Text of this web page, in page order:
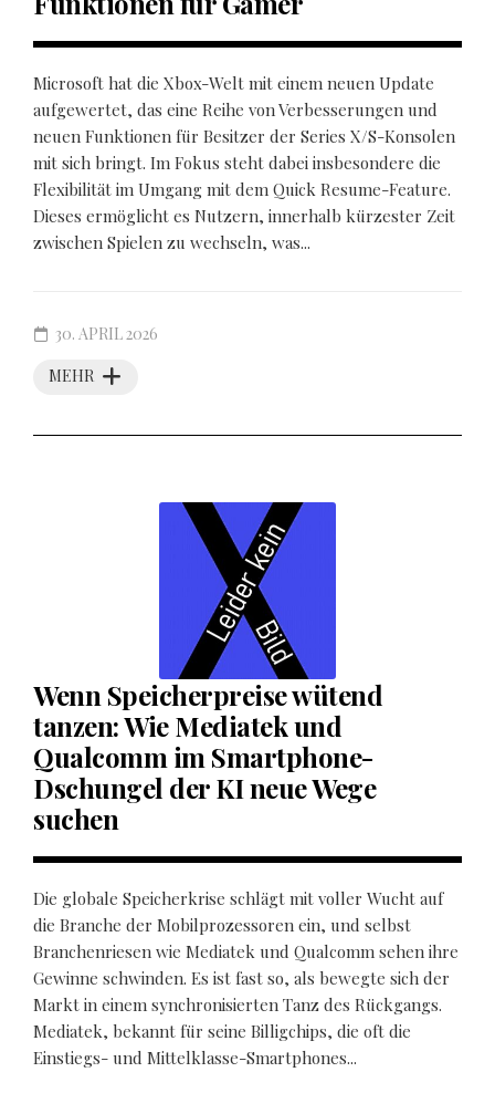
Microsoft hat die Xbox-Welt mit einem neuen Update
aufgewertet, das eine Reihe von Verbesserungen und
neuen Funktionen für Besitzer der Series X/S-Konsolen
mit sich bringt. Im Fokus steht dabei insbesondere die
Flexibilität im Umgang mit dem Quick Resume-Feature.
Dieses ermöglicht es Nutzern, innerhalb kürzester Zeit
zwischen Spielen zu wechseln, was...
MEHR
30. APRIL 2026
Wenn Speicherpreise wütend
tanzen: Wie Mediatek und
Qualcomm im Smartphone-
Dschungel der KI neue Wege
suchen
Die globale Speicherkrise schlägt mit voller Wucht auf
die Branche der Mobilprozessoren ein, und selbst
Branchenriesen wie Mediatek und Qualcomm sehen ihre
Gewinne schwinden. Es ist fast so, als bewegte sich der
Markt in einem synchronisierten Tanz des Rückgangs.
Mediatek, bekannt für seine Billigchips, die oft die
Einstiegs- und Mittelklasse-Smartphones...